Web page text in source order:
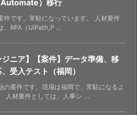
）移行
件です。常駐になっています。 人材要件
、RPA（UiPath,P ...
ジニア】【案件】データ準備、移
受入テスト（福岡）
の案件です。現場は福岡で、常駐になるよ
人材要件としては、人事シ ...